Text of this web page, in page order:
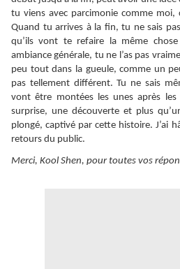
tu viens avec parcimonie comme moi,
Quand tu arrives à la fin, tu ne sais
qu’ils vont te refaire la même
ambiance générale, tu ne l’as pas
peu tout dans la gueule, comme un
pas tellement différent. Tu ne sais
vont être montées les unes après les
surprise, une découverte et plus
plongé, captivé par cette histoire. J’ai
retours du public.
Merci, Kool Shen, pour toutes vos